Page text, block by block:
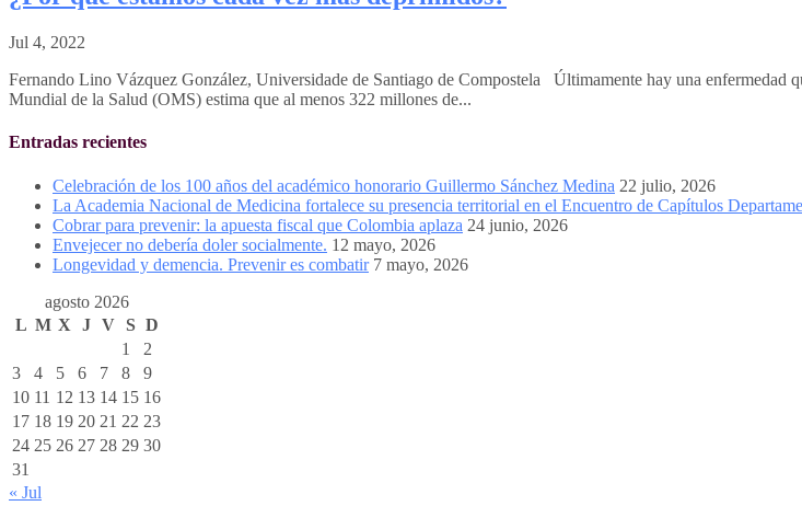
Jul 4, 2022
Fernando Lino Vázquez González, Universidade de Santiago de Compostela Últimamente hay una enfermedad
Mundial de la Salud (OMS) estima que al menos 322 millones de...
Entradas recientes
Celebración de los 100 años del académico honorario Guillermo Sánchez Medina 22 julio, 2026
La Academia Nacional de Medicina fortalece su presencia territorial en el Encuentro de Capítulos
Cobrar para prevenir: la apuesta fiscal que Colombia aplaza 24 junio, 2026
Envejecer no debería doler socialmente. 12 mayo, 2026
Longevidad y demencia. Prevenir es combatir 7 mayo, 2026
agosto 2026
L M X J V S D
1
2
3
4 5 6 7 8
9
10 11 12 13 14 15 16
17 18 19 20 21 22 23
24 25 26 27 28 29 30
31
« Jul